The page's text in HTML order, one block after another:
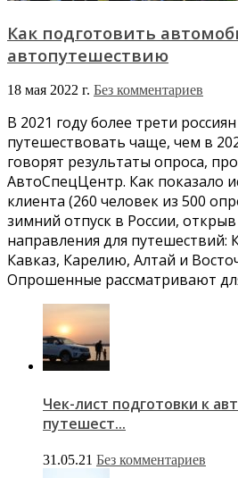
Как подготовить
автопутешествию
18 мая 2022 г. Без комментариев
В 2021 году более трети
путешествовать чаще, чем в
говорят результаты опроса,
АвтоСпецЦентр. Как показало
клиента (260 человек из 500
зимний отпуск в России,
направления для
Кавказ, Карелию, Алтай и
Опрошенные рассматривают
Чек-лист подготовки к
путешест...
31.05.21 Без комментариев